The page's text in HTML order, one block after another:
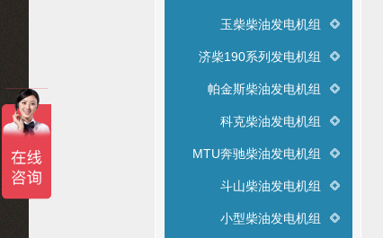
玉柴柴油发电机组
济柴190系列发电机组
帕金斯柴油发电机组
科克柴油发电机组
MTU奔驰柴油发电机组
斗山柴油发电机组
小型柴油发电机组